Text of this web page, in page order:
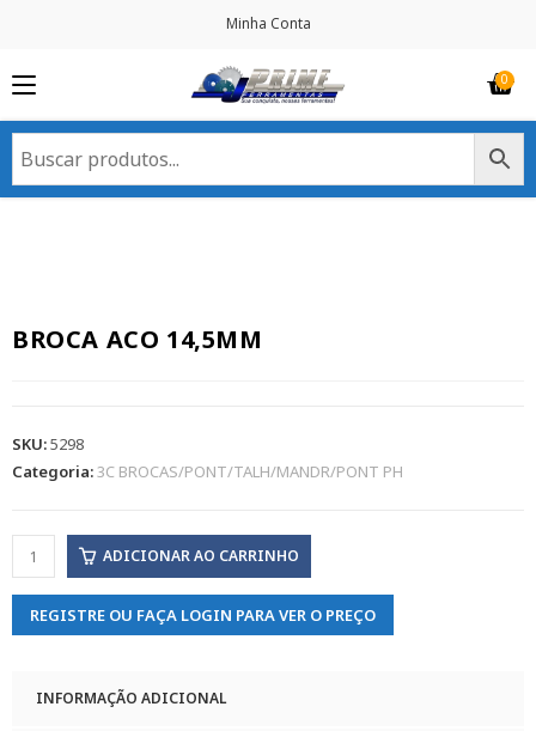
Minha Conta
BROCA ACO 14,5MM
SKU:5298
Categoria:3C BROCAS/PONT/TALH/MANDR/PONT PH
ADICIONAR AO CARRINHO
REGISTRE OU FAÇA LOGIN PARA VER O PREÇO
INFORMAÇÃO ADICIONAL